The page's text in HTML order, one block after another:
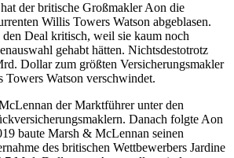
der britische Großmakler Aon die
Willis Towers Watson abgeblasen.
den Deal kritisch, weil sie kaum noch
gehabt hätten. Nichtsdestotrotz
Dollar zum größten Versicherungsmakler
Watson verschwindet.
der Marktführer unter den
Danach folgte Aon
baute Marsh & McLennan seinen
des britischen Wettbewerbers Jardine